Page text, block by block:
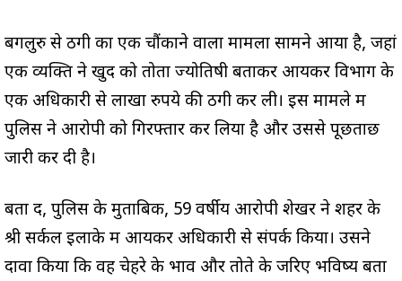
बेंगलुरु से ठगी का एक चौंकाने वाला मामला सामने आया है, जहां
एक व्यक्ति ने खुद को तोता ज्योतिषी बताकर आयकर विभाग के
एक अधिकारी से लाखों रुपये की ठगी कर ली। इस मामले में
पुलिस ने आरोपी को गिरफ्तार कर लिया है और उससे पूछताछ
जारी कर दी है।
बता दें, पुलिस के मुताबिक, 59 वर्षीय आरोपी शेखर ने शहर के
श्री सर्कल इलाके में आयकर अधिकारी से संपर्क किया। उसने
दावा किया कि वह चेहरे के भाव और तोते के जरिए भविष्य बता